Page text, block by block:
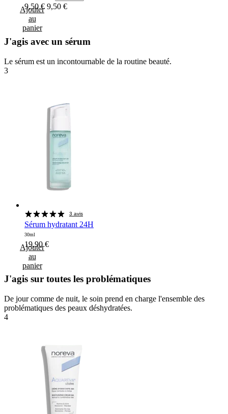
9,50 € 9,50 €
Ajouter
au
panier
J'agis avec un sérum
Le sérum est un incontournable de la routine beauté.
3
3 avis
Sérum hydratant 24H
30ml
19,90€
Ajouter
au
panier
J'agis sur toutes les problématiques
De jour comme de nuit, le soin prend en charge l'ensemble des
problématiques des peaux déshydratées.
4